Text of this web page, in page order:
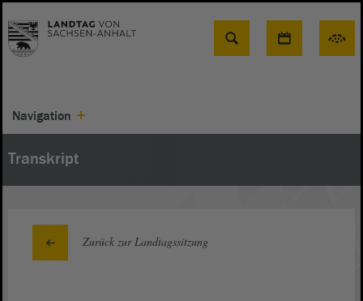
Suche
Navigation
Transkript
Zurück zur Landtagssitzung